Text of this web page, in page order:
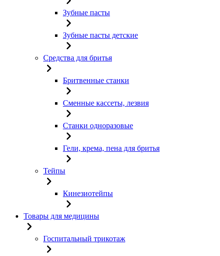
Зубные пасты
Зубные пасты детские
Средства для бритья
Бритвенные станки
Сменные кассеты, лезвия
Станки одноразовые
Гели, крема, пена для бритья
Тейпы
Кинезиотейпы
Товары для медицины
Госпитальный трикотаж